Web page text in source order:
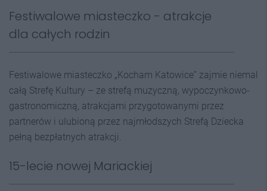
Festiwalowe miasteczko - atrakcje
dla całych rodzin
Festiwalowe miasteczko „Kocham Katowice” zajmie niemal
całą Strefę Kultury – ze strefą muzyczną, wypoczynkowo-
gastronomiczną, atrakcjami przygotowanymi przez
partnerów i ulubioną przez najmłodszych Strefą Dziecka
pełną bezpłatnych atrakcji.
15-lecie nowej Mariackiej